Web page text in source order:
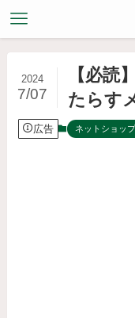
【必読
たらす
2024
7/07
広告 ネットショッ